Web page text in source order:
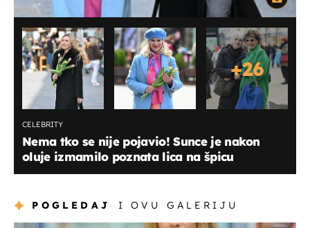
+26
CELEBRITY
Nema tko se nije pojavio! Sunce je nakon
oluje izmamilo poznata lica na špicu
POGLEDAJ I OVU GALERIJU